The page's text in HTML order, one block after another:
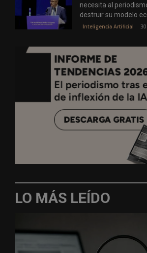
necesita al
destruir su modelo
Inteligencia Artificial
LO MÁS LEÍDO